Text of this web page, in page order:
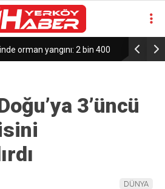
orman yangını: 2 bin 400 Hacı
3’üncü
DÜNYA